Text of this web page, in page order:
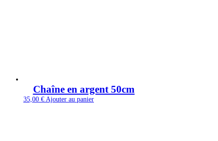
Chaîne en argent 50cm
35,00 € Ajouter au panier